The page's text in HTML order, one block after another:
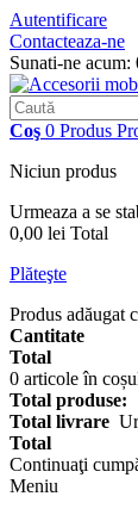
Autentificare
Contacteaza-ne
Sunati-ne acum:
Coş 0 Produs
Niciun produs
Urmeaza a se
0,00 lei Total
Plăteşte
Produs adăugat
Cantitate
Total
0 articole în
Total produse:
Total livrare
Total
Continuaţi
Meniu